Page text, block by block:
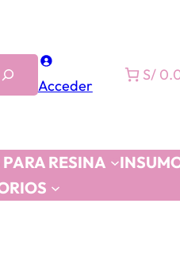
Acceder
S/
RESINA